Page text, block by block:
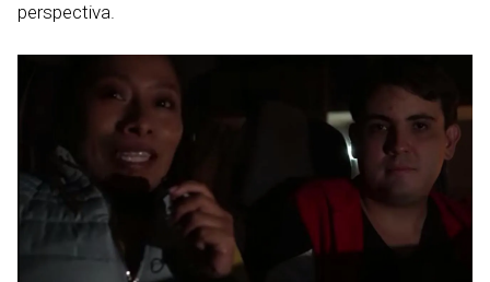
perspectiva.